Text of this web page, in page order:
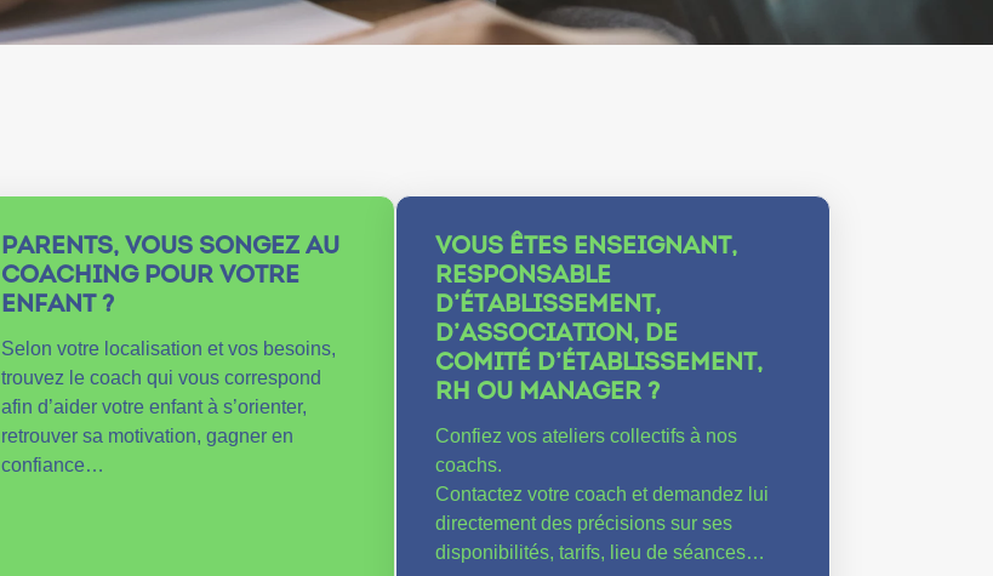
PARENTS, VOUS SONGEZ AU
COACHING POUR VOTRE
ENFANT ?
Selon votre localisation et vos besoins,
trouvez le coach qui vous correspond
afin d’aider votre enfant à s’orienter,
retrouver sa motivation, gagner en
confiance…
VOUS ÊTES ENSEIGNANT,
RESPONSABLE
D’ÉTABLISSEMENT,
D’ASSOCIATION, DE
COMITÉ D’ÉTABLISSEMENT,
RH OU MANAGER ?
Confiez vos ateliers collectifs à nos
coachs.
Contactez votre coach et demandez lui
directement des précisions sur ses
disponibilités, tarifs, lieu de séances…